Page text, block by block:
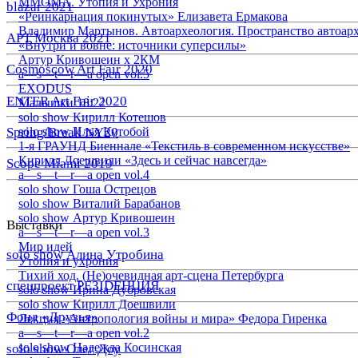
blazar 2021
АРТ Москва 2021
Cosmoscow Art Fair 2020
ENTER Art Fair 2020
Spring/Break NY20
Scope Miami 2019
Выставки
solo show Алина Утробина
спецпроект РЕЗIDЕНЦИЯ
Фонд «Друзья»
solo show Олег Доу
«Реинкарнация покинутых» Елизавета Ермакова
Владимир Мартынов. Автоархеология. Пространство
«Внутри и вовне: источники суперсилы»
Артур Кривошеин х 2КМ
a—s—t—r—a open vol.5
EXODUS
Малышки 18:22
solo show Кирилл Котешов
solo show Илья Кутобой
1-я ГРАУНД Биеннале «Текстиль в современном искусстве»
Кирилл Доешвили «Здесь и сейчас навсегда»
a—s—t—r—a open vol.4
solo show Гоша Острецов
solo show Виталий Барабанов
solo show Артур Кривошеин
a—s—t—r—a open vol.3
Мир идей
Утопия и ухрония
Тихий ход. (Не)очевидная арт-сцена Петербурга
solo show Ирина Дубровская
solo show Кирилл Доешвили
Лекция «Антропология войны и мира» Федора Гиренка
a—s—t—r—a open vol.2
solo show Надежда Косинская